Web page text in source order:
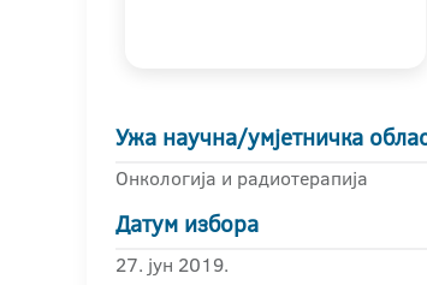
Ужа научна/умјетничка
Онкологија и радиотерапија
Датум избора
27. јун 2019.